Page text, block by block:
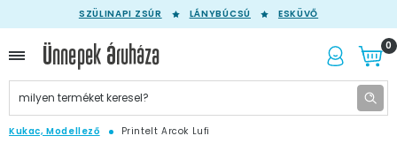
SZÜLINAPI ZSÚR LÁNYBÚCSÚ ESKÜVŐ
0
Kukac, Modellező Printelt Arcok Lufi